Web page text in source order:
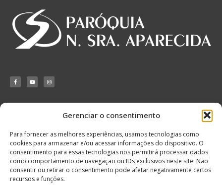
Gerenciar o consentimento
Para fornecer as melhores experiências, usamos tecnologias como
cookies para armazenar e/ou acessar informações do dispositivo. O
consentimento para essas tecnologias nos permitirá processar dados
como comportamento de navegação ou IDs exclusivos neste site. Não
consentir ou retirar o consentimento pode afetar negativamente certos
recursos e funções.
Rua Álvaro de
Mendonça, 521,
Itaquera
Telefone: 11 2079-
7346